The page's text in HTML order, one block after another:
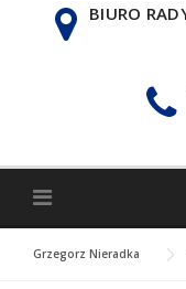
BIURO
Grzegorz Nieradka